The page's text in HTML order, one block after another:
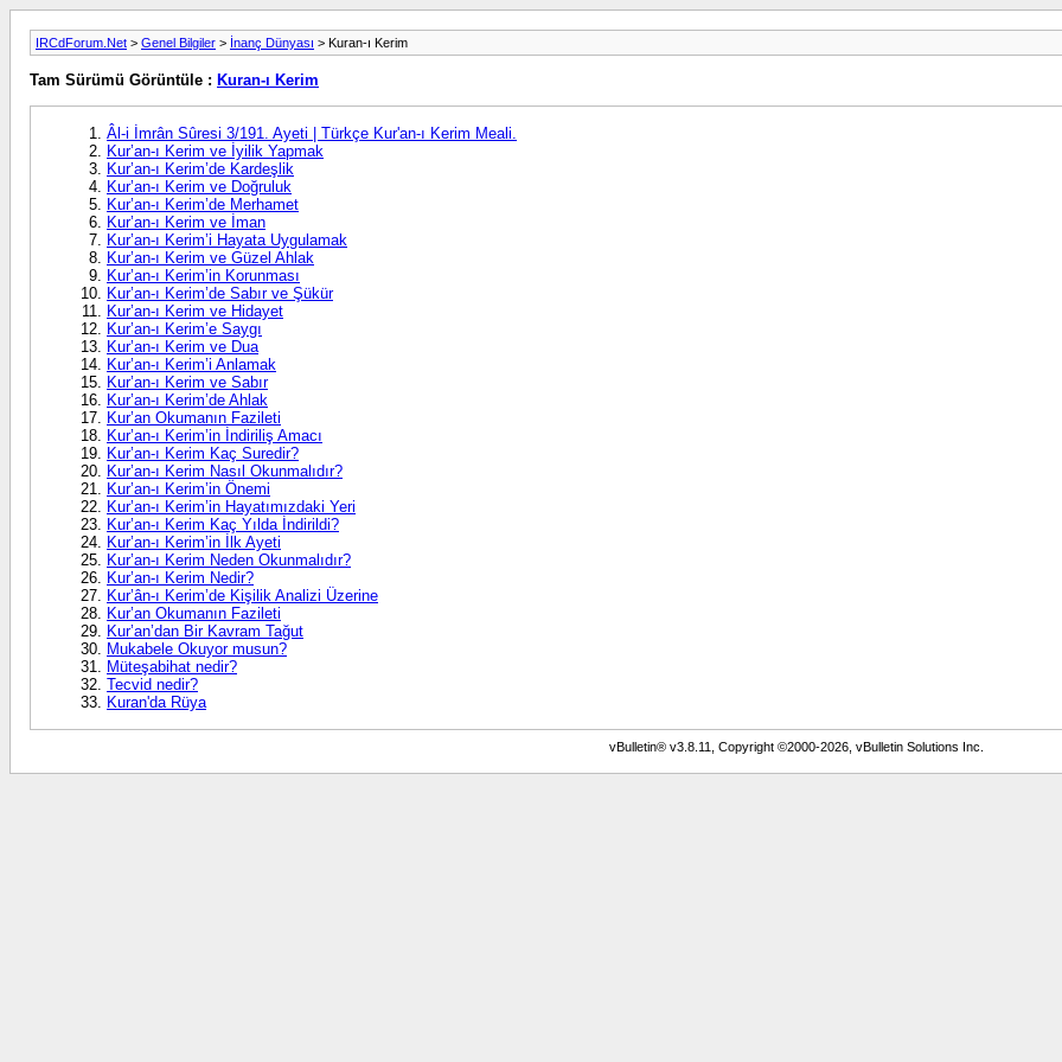
IRCdForum.Net > Genel Bilgiler > İnanç Dünyası > Kuran-ı Kerim
Tam Sürümü Görüntüle : Kuran-ı Kerim
Âl-i İmrân Sûresi 3/191. Ayeti | Türkçe Kur'an-ı Kerim Meali.
Kur’an-ı Kerim ve İyilik Yapmak
Kur’an-ı Kerim’de Kardeşlik
Kur’an-ı Kerim ve Doğruluk
Kur’an-ı Kerim’de Merhamet
Kur’an-ı Kerim ve İman
Kur’an-ı Kerim’i Hayata Uygulamak
Kur’an-ı Kerim ve Güzel Ahlak
Kur’an-ı Kerim’in Korunması
Kur’an-ı Kerim’de Sabır ve Şükür
Kur’an-ı Kerim ve Hidayet
Kur’an-ı Kerim’e Saygı
Kur’an-ı Kerim ve Dua
Kur’an-ı Kerim’i Anlamak
Kur’an-ı Kerim ve Sabır
Kur’an-ı Kerim’de Ahlak
Kur’an Okumanın Fazileti
Kur’an-ı Kerim’in İndiriliş Amacı
Kur’an-ı Kerim Kaç Suredir?
Kur’an-ı Kerim Nasıl Okunmalıdır?
Kur’an-ı Kerim’in Önemi
Kur’an-ı Kerim’in Hayatımızdaki Yeri
Kur’an-ı Kerim Kaç Yılda İndirildi?
Kur’an-ı Kerim’in İlk Ayeti
Kur’an-ı Kerim Neden Okunmalıdır?
Kur’an-ı Kerim Nedir?
Kur’ân-ı Kerim’de Kişilik Analizi Üzerine
Kur’an Okumanın Fazileti
Kur’an’dan Bir Kavram Tağut
Mukabele Okuyor musun?
Müteşabihat nedir?
Tecvid nedir?
Kuran'da Rüya
vBulletin® v3.8.11, Copyright ©2000-2026, vBulletin Solutions Inc.